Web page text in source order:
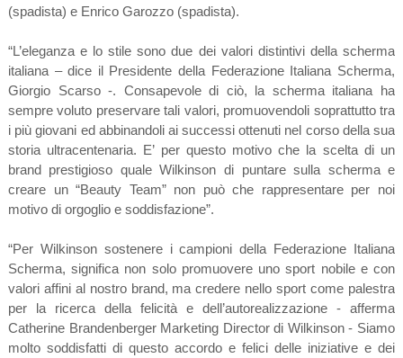
(spadista) e Enrico Garozzo (spadista).
“L’eleganza e lo stile sono due dei valori distintivi della scherma
italiana – dice il Presidente della Federazione Italiana Scherma,
Giorgio Scarso -. Consapevole di ciò, la scherma italiana ha
sempre voluto preservare tali valori, promuovendoli soprattutto tra
i più giovani ed abbinandoli ai successi ottenuti nel corso della sua
storia ultracentenaria. E’ per questo motivo che la scelta di un
brand prestigioso quale Wilkinson di puntare sulla scherma e
creare un “Beauty Team” non può che rappresentare per noi
motivo di orgoglio e soddisfazione”.
“Per Wilkinson sostenere i campioni della Federazione Italiana
Scherma, significa non solo promuovere uno sport nobile e con
valori affini al nostro brand, ma credere nello sport come palestra
per la ricerca della felicità e dell’autorealizzazione - afferma
Catherine Brandenberger Marketing Director di Wilkinson - Siamo
molto soddisfatti di questo accordo e felici delle iniziative e dei